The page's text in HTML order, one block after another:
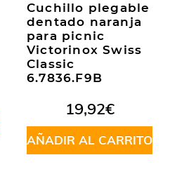
Cuchillo plegable
dentado naranja
para picnic
Victorinox Swiss
Classic
6.7836.F9B
19,92€
AÑADIR AL CARRITO